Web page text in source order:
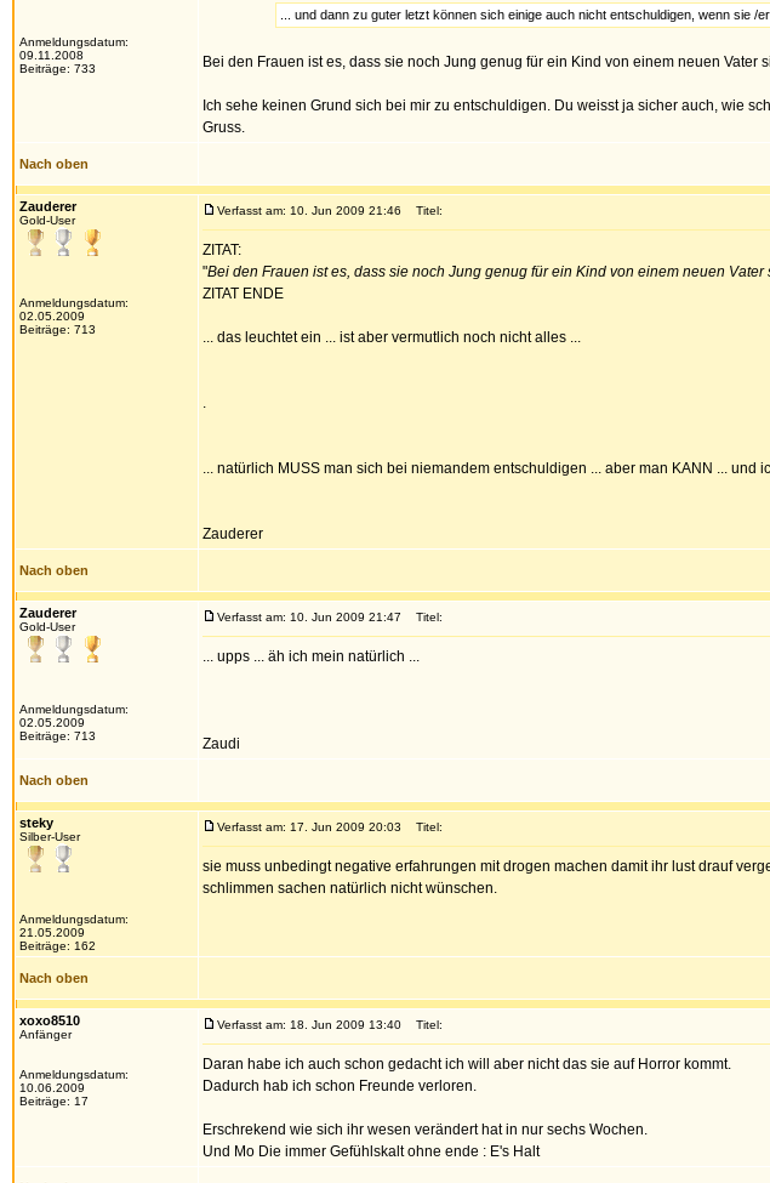
Anmeldungsdatum:
09.11.2008
Beiträge: 733
... und dann zu guter letzt können sich einige auch nicht entschuldigen, wenn sie
Bei den Frauen ist es, dass sie noch Jung genug für ein Kind von einem neuen
Ich sehe keinen Grund sich bei mir zu entschuldigen. Du weisst ja sicher auch, wie
Gruss.
Nach oben
Zauderer
Gold-User
Anmeldungsdatum:
02.05.2009
Beiträge: 713
Verfasst am: 10. Jun 2009 21:46 Titel:
ZITAT:
"Bei den Frauen ist es, dass sie noch Jung genug für ein Kind von einem neuen
ZITAT ENDE
... das leuchtet ein ... ist aber vermutlich noch nicht alles ...
.
... natürlich MUSS man sich bei niemandem entschuldigen ... aber man KANN ...
Zauderer
Nach oben
Zauderer
Gold-User
Anmeldungsdatum:
02.05.2009
Beiträge: 713
Verfasst am: 10. Jun 2009 21:47 Titel:
... upps ... äh ich mein natürlich ...
Zaudi
Nach oben
steky
Silber-User
Anmeldungsdatum:
21.05.2009
Beiträge: 162
Verfasst am: 17. Jun 2009 20:03 Titel:
sie muss unbedingt negative erfahrungen mit drogen machen damit ihr lust drauf
schlimmen sachen natürlich nicht wünschen.
Nach oben
xoxo8510
Anfänger
Anmeldungsdatum:
10.06.2009
Beiträge: 17
Verfasst am: 18. Jun 2009 13:40 Titel:
Daran habe ich auch schon gedacht ich will aber nicht das sie auf Horror kommt.
Dadurch hab ich schon Freunde verloren.
Erschrekend wie sich ihr wesen verändert hat in nur sechs Wochen.
Und Mo Die immer Gefühlskalt ohne ende : E's Halt